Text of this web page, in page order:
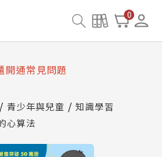
0
墨系統維護中，本站同步暫
閱讀資產合併與書櫃開通申請
開通常見問題
級重要說明及資產合併結果
讀墨系統維護中，本站同步暫
青少年與兒童
知識學習
心算法